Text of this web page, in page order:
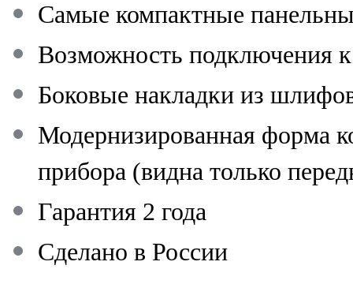
Самые компактные
Возможность подключения к
Боковые накладки из
Модернизированная форма
прибора (видна только
Гарантия 2 года
Сделано в России